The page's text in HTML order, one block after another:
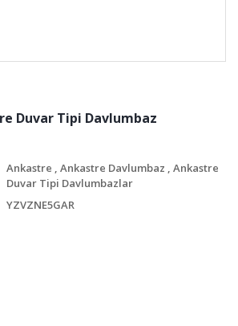
Duvar Tipi Davlumbaz
Ankastre ,Ankastre Davlumbaz ,Ankastre
Duvar Tipi Davlumbazlar
YZVZNE5GAR